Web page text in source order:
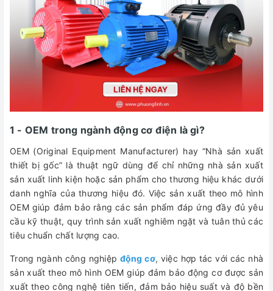
1 - OEM trong ngành động cơ điện là gì?
OEM (Original Equipment Manufacturer) hay “Nhà sản xuất
thiết bị gốc” là thuật ngữ dùng để chỉ những nhà sản xuất
sản xuất linh kiện hoặc sản phẩm cho thương hiệu khác dưới
danh nghĩa của thương hiệu đó. Việc sản xuất theo mô hình
OEM giúp đảm bảo rằng các sản phẩm đáp ứng đầy đủ yêu
cầu kỹ thuật, quy trình sản xuất nghiêm ngặt và tuân thủ các
tiêu chuẩn chất lượng cao.
Trong ngành công nghiệp động cơ, việc hợp tác với các nhà
sản xuất theo mô hình OEM giúp đảm bảo động cơ được sản
xuất theo công nghệ tiên tiến, đảm bảo hiệu suất và độ bền